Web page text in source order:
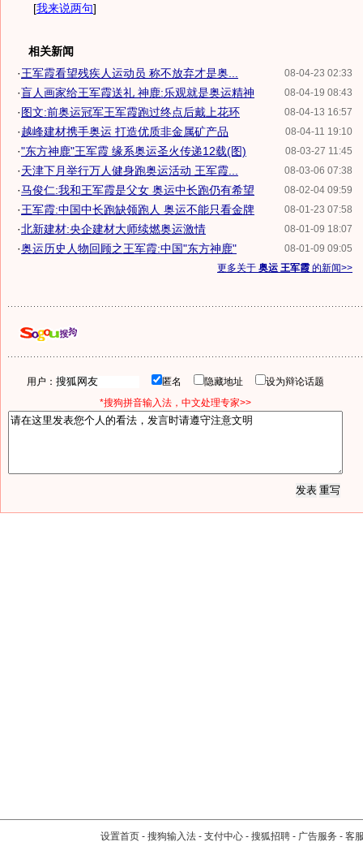
[我来说两句]
相关新闻
08-04-23 02:33
·王军霞看望残疾人运动员 称不放弃才是奥...
08-04-19 08:43
·盲人画家给王军霞送礼 神鹿:乐观就是奥运精神
08-04-13 16:57
·图文:前奥运冠军王军霞跑过终点后戴上花环
08-04-11 19:10
·越峰建材携手奥运 打造优质非金属矿产品
08-03-27 11:45
·"东方神鹿"王军霞 缘系奥运圣火传递12载(图)
08-03-06 07:38
·天津下月举行万人健身跑奥运活动 王军霞...
08-02-04 09:59
·马俊仁:我和王军霞是父女 奥运中长跑仍有希望
08-01-23 07:58
·王军霞:中国中长跑缺领跑人 奥运不能只看金牌
08-01-09 18:07
·北新建材:央企建材大师续燃奥运激情
08-01-09 09:05
·奥运历史人物回顾之王军霞:中国"东方神鹿"
更多关于 奥运 王军霞 的新闻>>
用户： 匿名 隐藏地址
设为辩论话题
*搜狗拼音输入法，中文处理专家>>
设置首页 - 搜狗输入法 - 支付中心 - 搜狐招聘 - 广告服务 - 客